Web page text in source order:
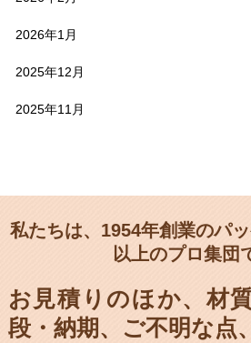
2026年1月
2025年12月
2025年11月
私たちは、1954年創業のパ
以上のプロ集団
お見積りのほか、材
段・納期、
ご不明な点